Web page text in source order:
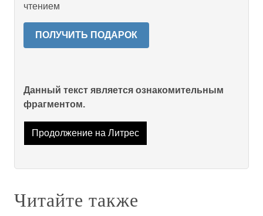
чтением
ПОЛУЧИТЬ ПОДАРОК
Данный текст является ознакомительным
фрагментом.
Продолжение на Литрес
Читайте также